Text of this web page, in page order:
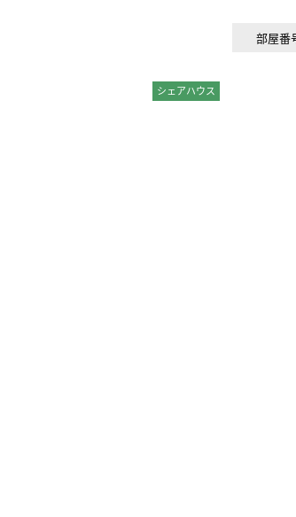
部屋番
シェアハウス